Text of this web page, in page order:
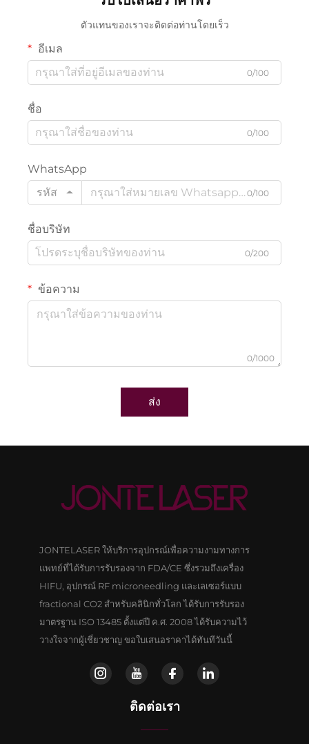
ออก 600 วัตต์, 1200 วัตต์,
MDR, FDA และ MDSAP
ตัวแทนของเราจะติดต่อท่านโดยเร็ว
อีเมล
0/100
ชื่อ
0/100
WhatsApp
รหัส
0/100
ชื่อบริษัท
0/200
ข้อความ
0/1000
ส่ง
JONTELASER ให้บริการอุปกรณ์เพื่อความงามทางการ
แพทย์ที่ได้รับการรับรองจาก FDA/CE ซึ่งรวมถึงเครื่อง
HIFU, อุปกรณ์ RF microneedling และเลเซอร์แบบ
fractional CO2 สำหรับคลินิกทั่วโลก ได้รับการรับรอง
มาตรฐาน ISO 13485 ตั้งแต่ปี ค.ศ. 2008 ได้รับความไว้
วางใจจากผู้เชี่ยวชาญ ขอใบเสนอราคาได้ทันทีวันนี้
ติดต่อเรา